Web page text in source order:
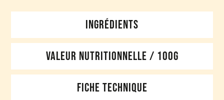
INGRÉDIENTS
VALEUR NUTRITIONNELLE / 100G
FICHE TECHNIQUE